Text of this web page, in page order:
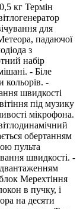
кг Термін
для
падаючої
з
набір
- Біле
кольорів. -
швидкості
під музику
мікрофона.
обертанням
пульта
швидкості. -
Мерехтіння
в пучку, і
на десяти